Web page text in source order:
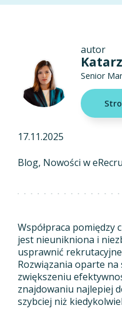
autor
Senior
17.11.2025
Blog Nowości w
Współpraca pomiędzy
jest nieunikniona i
usprawnić
Rozwiązania oparte na
zwiększeniu
znajdowaniu najlepiej
szybciej niż